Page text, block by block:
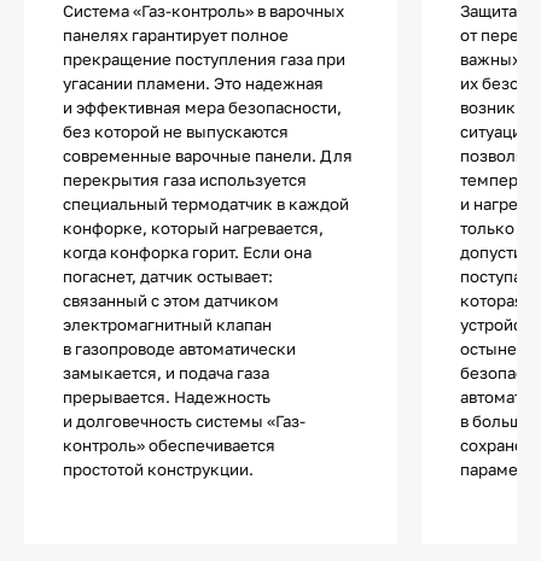
Система «Газ-контроль» в варочных
панелях гарантирует полное
прекращение поступления газа при
угасании пламени. Это надежная
и эффективная мера безопасности,
без которой не выпускаются
современные варочные панели. Для
перекрытия газа используется
специальный термодатчик в каждой
конфорке, который нагревается,
когда конфорка горит. Если она
погаснет, датчик остывает:
связанный с этом датчиком
электромагнитный клапан
в газопроводе автоматически
замыкается, и подача газа
прерывается. Надежность
и долговечность системы «Газ-
контроль» обеспечивается
простотой конструкции.
Защита
от
важных
их
ситуации
и
только
которая
остынет
в